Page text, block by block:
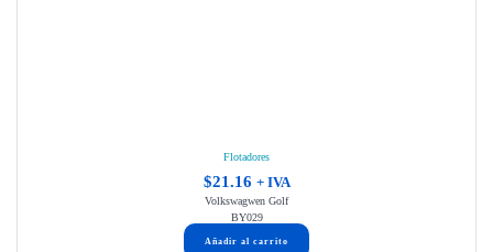
Flotadores
$21.16 + IVA
Volkswagwen Golf
BY029
Añadir al carrito